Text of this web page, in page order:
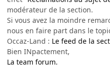
modérateur de la section.
Si vous avez la moindre
nous en faire part dans le
Occaz-Land : Le feed de la
Bien INpactement,
La team forum.